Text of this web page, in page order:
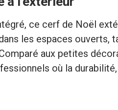
ce cerf de Noël
les espaces ouverts,
aux petites
où la